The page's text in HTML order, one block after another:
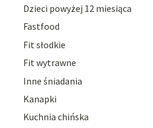
Dzieci powyżej 12 miesiąca
Fastfood
Fit słodkie
Fit wytrawne
Inne śniadania
Kanapki
Kuchnia chińska